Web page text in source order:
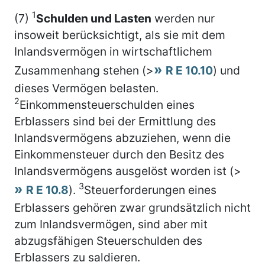
(7) 1Schulden und Lasten werden nur
insoweit berücksichtigt, als sie mit dem
Inlandsvermögen in wirtschaftlichem
Zusammenhang stehen (>
R E 10.10) und
dieses Vermögen belasten.
2Einkommensteuerschulden eines
Erblassers sind bei der Ermittlung des
Inlandsvermögens abzuziehen, wenn die
Einkommensteuer durch den Besitz des
Inlandsvermögens ausgelöst worden ist (>
R E 10.8). 3Steuerforderungen eines
Erblassers gehören zwar grundsätzlich nicht
zum Inlandsvermögen, sind aber mit
abzugsfähigen Steuerschulden des
Erblassers zu saldieren.